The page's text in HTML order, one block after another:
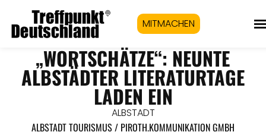
MITMACHEN
„WORTSCHÄTZE“: NEUNTE
ALBSTÄDTER LITERATURTAGE
LADEN EIN
ALBSTADT
ALBSTADT TOURISMUS / PIROTH.KOMMUNIKATION GMBH